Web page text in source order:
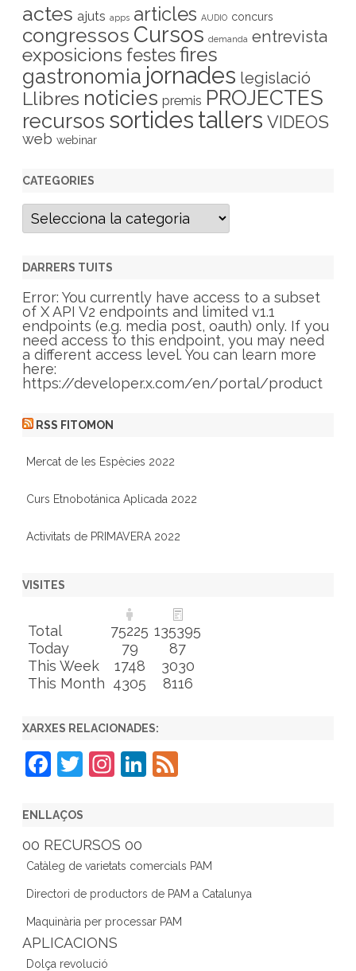
actes ajuts apps articles AUDIO concurs
congressos Cursos demanda entrevista
exposicions festesfires
gastronomia jornades legislació
Llibres noticies premis PROJECTES
recursos sortides tallers VIDEOS
web webinar
CATEGORIES
C
t
g
r
i
e
s
DARRERS TUITS
Error: You currently have access to a subset
of X API V2 endpoints and limited v1.1
endpoints (e.g. media post, oauth) only. If you
need access to this endpoint, you may need
a different access level. You can learn more
here:
https://developer.x.com/en/portal/product
RSS FITOMON
Mercat de les Espècies 2022
Curs Etnobotánica Aplicada 2022
Activitats de PRIMAVERA 2022
VISITES
Total 75225 135395
Today
79
87
This Week
1748
3030
This Month 4305 8116
XARXES RELACIONADES:
F
c
e
b
o
o
k
T
er
In
gr
a
m
Li
dI
n
ENLLAÇOS
00 RECURSOS 00
Catàleg de varietats comercials PAM
Directori de productors de PAM a Catalunya
Maquinària per processar PAM
APLICACIONS
Dolça revolució